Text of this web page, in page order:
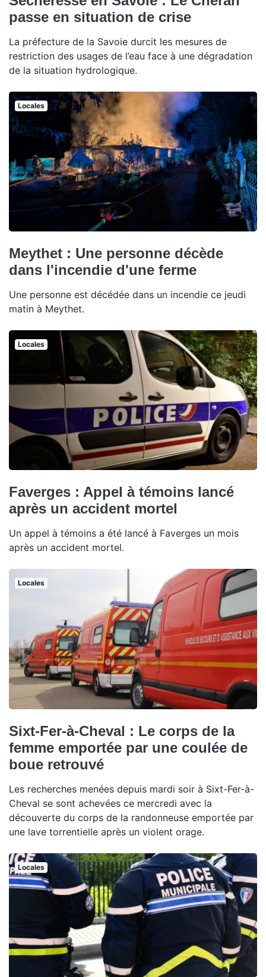
passe en situation de crise
La préfecture de la Savoie durcit les mesures de
restriction des usages de l’eau face à une dégradation
de la situation hydrologique.
Locales
Meythet : Une personne décède
dans l'incendie d'une ferme
Une personne est décédée dans un incendie ce jeudi
matin à Meythet.
Locales
Faverges : Appel à témoins lancé
après un accident mortel
Un appel à témoins a été lancé à Faverges un mois
après un accident mortel.
Locales
Sixt-Fer-à-Cheval : Le corps de la
femme emportée par une coulée de
boue retrouvé
Les recherches menées depuis mardi soir à Sixt-Fer-à-
Cheval se sont achevées ce mercredi avec la
découverte du corps de la randonneuse emportée par
une lave torrentielle après un violent orage.
Locales